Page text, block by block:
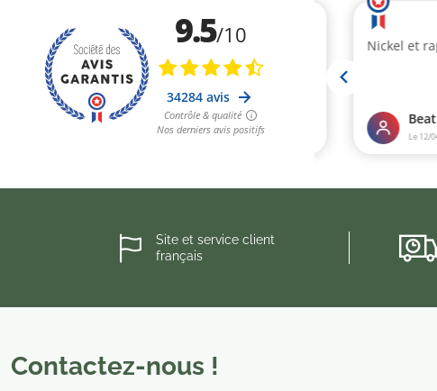
Site et service client
français
Contactez-nous !